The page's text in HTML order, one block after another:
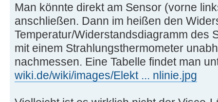
Man könnte direkt am Sensor (vorne
anschließen. Dann im heißen den
Temperatur/Widerstandsdiagramm des
mit einem Strahlungsthermometer
nachmessen. Eine Tabelle findet man
wiki.de/wiki/images/Elekt ... nlinie.jpg